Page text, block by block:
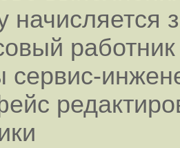
начисляется
сервис-